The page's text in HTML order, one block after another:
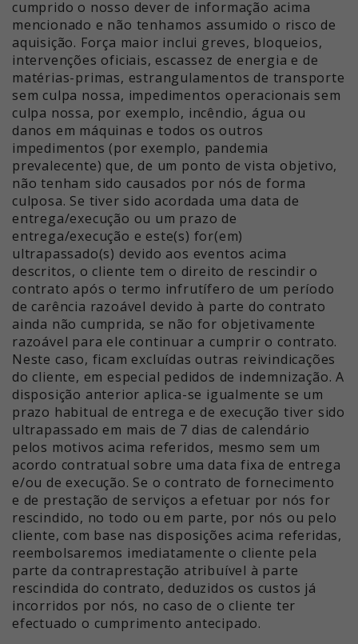
cumprido o nosso dever de informação acima
mencionado e não tenhamos assumido o risco de
aquisição. Força maior inclui greves, bloqueios,
intervenções oficiais, escassez de energia e de
matérias-primas, estrangulamentos de transporte
sem culpa nossa, impedimentos operacionais sem
culpa nossa, por exemplo, incêndio, água ou
danos em máquinas e todos os outros
impedimentos (por exemplo, pandemia
prevalecente) que, de um ponto de vista objetivo,
não tenham sido causados por nós de forma
culposa. Se tiver sido acordada uma data de
entrega/execução ou um prazo de
entrega/execução e este(s) for(em)
ultrapassado(s) devido aos eventos acima
descritos, o cliente tem o direito de rescindir o
contrato após o termo infrutífero de um período
de carência razoável devido à parte do contrato
ainda não cumprida, se não for objetivamente
razoável para ele continuar a cumprir o contrato.
Neste caso, ficam excluídas outras reivindicações
do cliente, em especial pedidos de indemnização. A
disposição anterior aplica-se igualmente se um
prazo habitual de entrega e de execução tiver sido
ultrapassado em mais de 7 dias de calendário
pelos motivos acima referidos, mesmo sem um
acordo contratual sobre uma data fixa de entrega
e/ou de execução. Se o contrato de fornecimento
e de prestação de serviços a efetuar por nós for
rescindido, no todo ou em parte, por nós ou pelo
cliente, com base nas disposições acima referidas,
reembolsaremos imediatamente o cliente pela
parte da contraprestação atribuível à parte
rescindida do contrato, deduzidos os custos já
incorridos por nós, no caso de o cliente ter
efectuado o cumprimento antecipado.